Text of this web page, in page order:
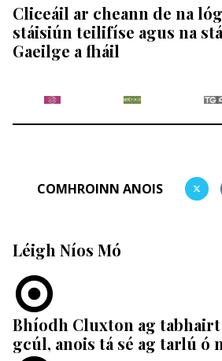
Cliceáil ar cheann de na
stáisiún teilifíse agus na
Gaeilge a fháil
COMHROINN ANOIS
Léigh Níos Mó
Bhíodh Cluxton ag
gcúl, anois tá sé ag tarlú ó